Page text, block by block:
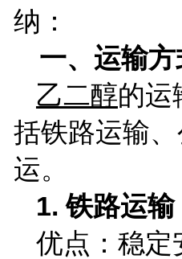
纳：
一、运输
乙二醇的运
括铁路运输
运。
1.铁路运输
优点：稳定